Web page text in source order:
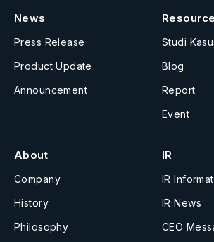
News
Press Release
Product Update
Announcement
Studi
Blog
Report
Event
About
Company
History
Philosophy
IR
IR
IR News
CEO